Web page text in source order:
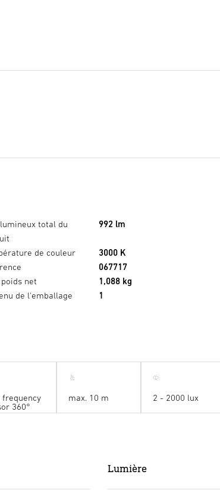
total du
992 lm
de couleur
3000 K
067717
poids net
1,088 kg
de l'emballage
1
frequency
360°
max. 10 m 2 - 2000 lux
Lumière